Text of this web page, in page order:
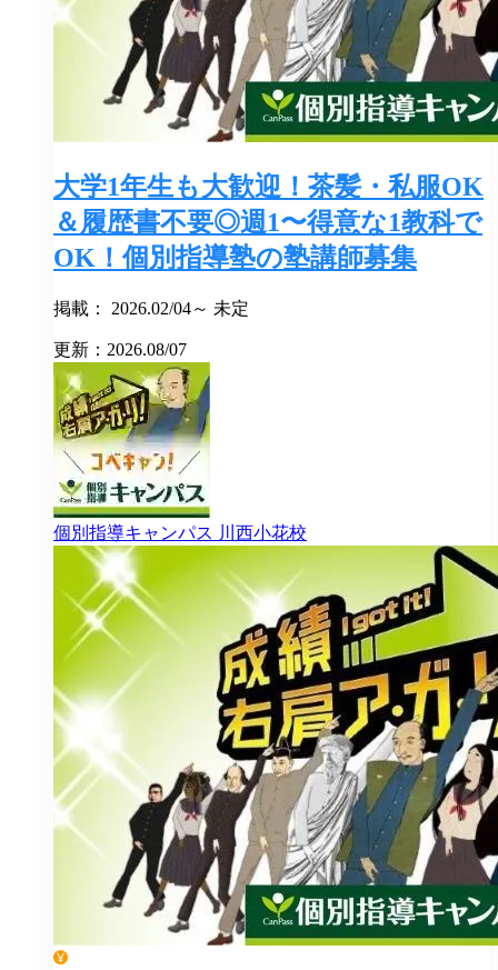
大学1年生も大歓迎！茶髪・私服OK
＆履歴書不要◎週1〜得意な1教科で
OK！個別指導塾の塾講師募集
掲載： 2026.02/04～ 未定
更新：2026.08/07
個別指導キャンパス 川西小花校